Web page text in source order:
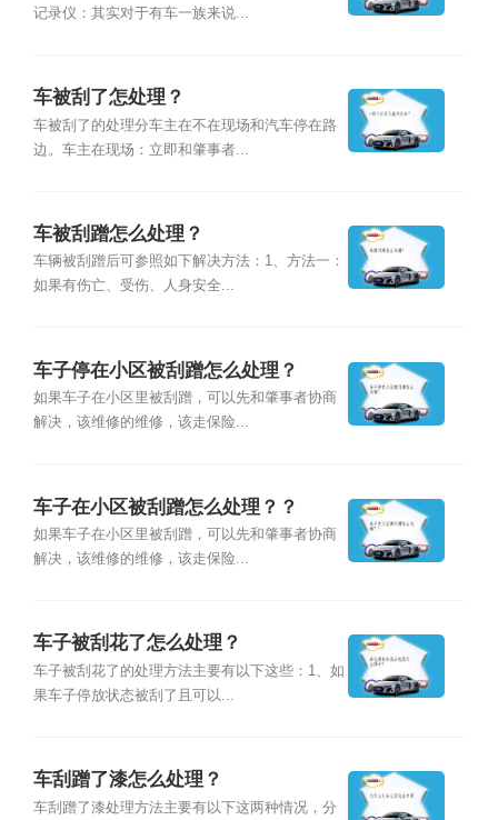
记录仪：其实对于有车一族来说...
车被刮了怎处理？
车被刮了的处理分车主在不在现场和汽车停在路
边。车主在现场：立即和肇事者...
车被刮蹭怎么处理？
车辆被刮蹭后可参照如下解决方法：1、方法一：
如果有伤亡、受伤、人身安全...
车子停在小区被刮蹭怎么处理？
如果车子在小区里被刮蹭，可以先和肇事者协商
解决，该维修的维修，该走保险...
车子在小区被刮蹭怎么处理？？
如果车子在小区里被刮蹭，可以先和肇事者协商
解决，该维修的维修，该走保险...
车子被刮花了怎么处理？
车子被刮花了的处理方法主要有以下这些：1、如
果车子停放状态被刮了且可以...
车刮蹭了漆怎么处理？
车刮蹭了漆处理方法主要有以下这两种情况，分